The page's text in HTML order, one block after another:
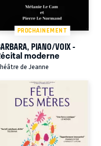
PROCHAINEMENT
PIANO/VOIX -
moderne
de Jeanne